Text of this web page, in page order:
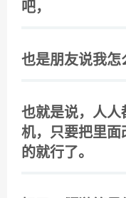
吧，
也是朋友说我怎
也就是说，人人
机，只要把里面
的就行了。